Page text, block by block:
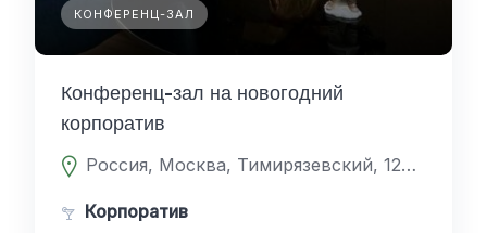
КОНФЕРЕНЦ-ЗАЛ
Конференц-зал на новогодний
корпоратив
Россия, Москва, Тимирязевский, 127238, Дмитровское шоссе 81
Корпоратив